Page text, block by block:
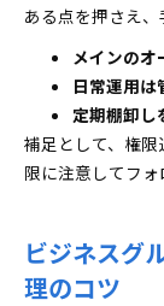
ある点を押さえ、
メインのオ
日常運用は
定期棚卸し
補足として、権
限に注意してフォ
ビジネスグ
理のコツ